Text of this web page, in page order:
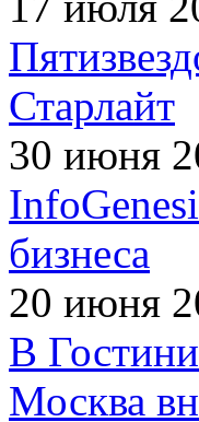
Старлайт
30 июня
бизнеса
20 июня
В
Москва